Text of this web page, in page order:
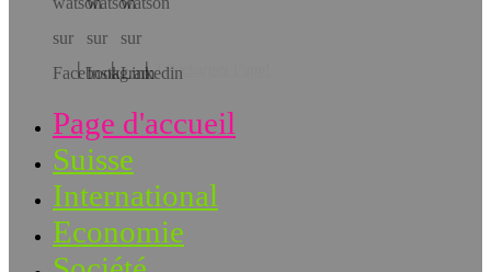
Téléchargez l’app!
Page d'accueil
Suisse
International
Economie